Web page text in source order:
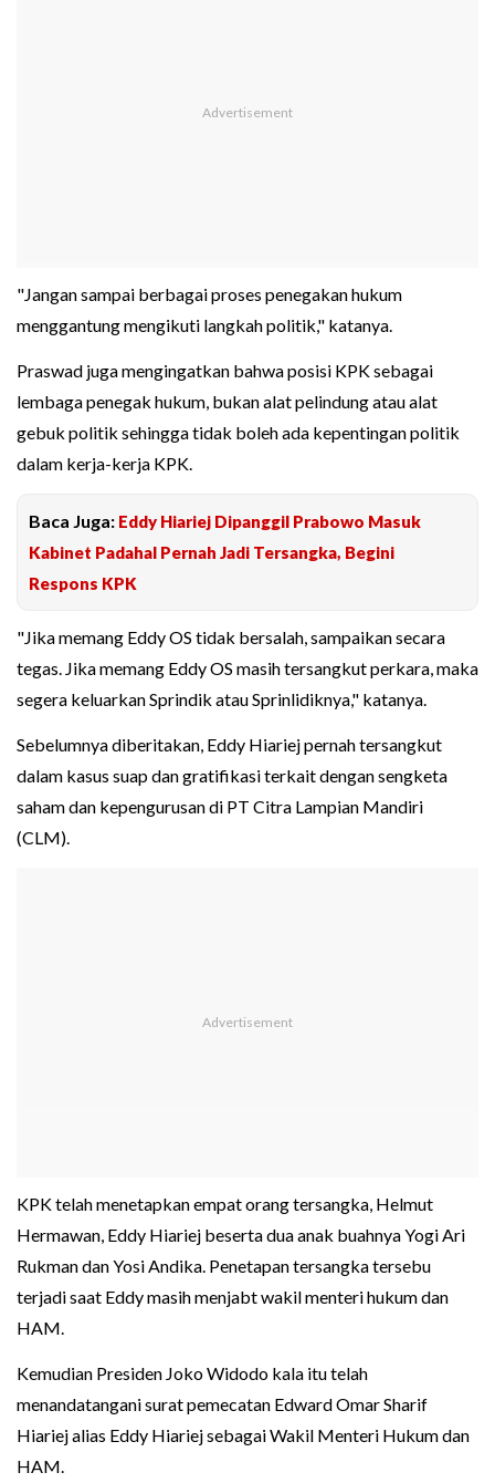
"Jangan sampai berbagai proses penegakan hukum
menggantung mengikuti langkah politik," katanya.
Praswad juga mengingatkan bahwa posisi KPK sebagai
lembaga penegak hukum, bukan alat pelindung atau alat
gebuk politik sehingga tidak boleh ada kepentingan politik
dalam kerja-kerja KPK.
Baca Juga: Eddy Hiariej Dipanggil Prabowo Masuk
Kabinet Padahal Pernah Jadi Tersangka, Begini
Respons KPK
"Jika memang Eddy OS tidak bersalah, sampaikan secara
tegas. Jika memang Eddy OS masih tersangkut perkara, maka
segera keluarkan Sprindik atau Sprinlidiknya," katanya.
Sebelumnya diberitakan, Eddy Hiariej pernah tersangkut
dalam kasus suap dan gratifikasi terkait dengan sengketa
saham dan kepengurusan di PT Citra Lampian Mandiri
(CLM).
KPK telah menetapkan empat orang tersangka, Helmut
Hermawan, Eddy Hiariej beserta dua anak buahnya Yogi Ari
Rukman dan Yosi Andika. Penetapan tersangka tersebu
terjadi saat Eddy masih menjabt wakil menteri hukum dan
HAM.
Kemudian Presiden Joko Widodo kala itu telah
menandatangani surat pemecatan Edward Omar Sharif
Hiariej alias Eddy Hiariej sebagai Wakil Menteri Hukum dan
HAM.